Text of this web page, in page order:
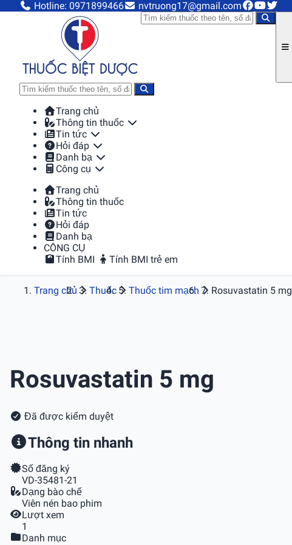
Hotline: 0971899466 nvtruong17@gmail.com
Trang chủ
Thông tin thuốc
Tin tức
Hỏi đáp
Danh bạ
Công cụ
Trang chủ
Thông tin thuốc
Tin tức
Hỏi đáp
Danh bạ
CÔNG CỤ
Tính BMI
Tính BMI trẻ em
Trang chủ Thuốc Thuốc tim mạch Rosuvastatin 5 mg
Rosuvastatin 5 mg
Đã được kiểm duyệt
Thông tin nhanh
Số đăng ký
VD-35481-21
Dạng bào chế
Viên nén bao phim
Lượt xem
1
Danh mục